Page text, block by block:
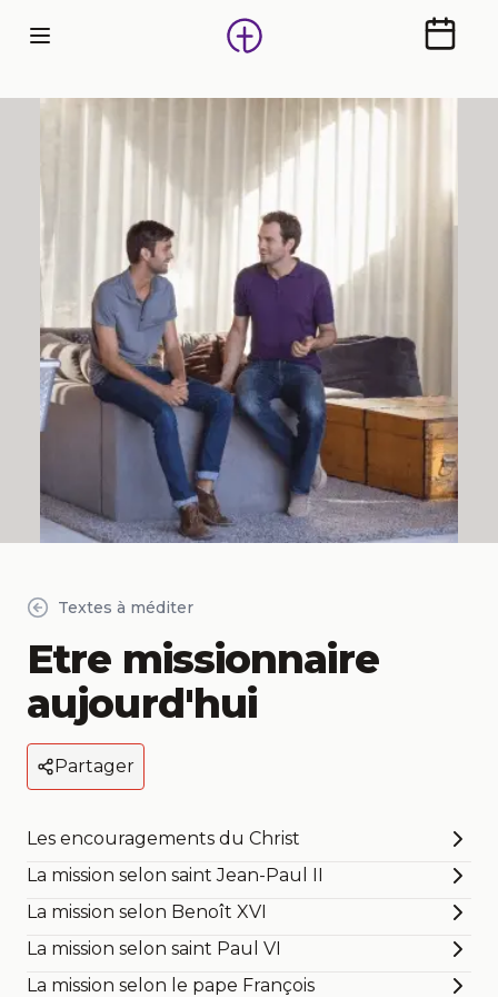
Textes à méditer
Etre missionnaire
aujourd'hui
Partager
Les encouragements du Christ
La mission selon saint Jean-Paul II
La mission selon Benoît XVI
La mission selon saint Paul VI
La mission selon le pape François